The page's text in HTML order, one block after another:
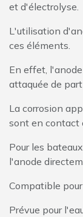
et d'électrolyse.
L'utilisation
ces éléments.
En effet,
attaquée de
La corrosion
sont en contact
Pour les
l'anode
Compatible
Prévue pour